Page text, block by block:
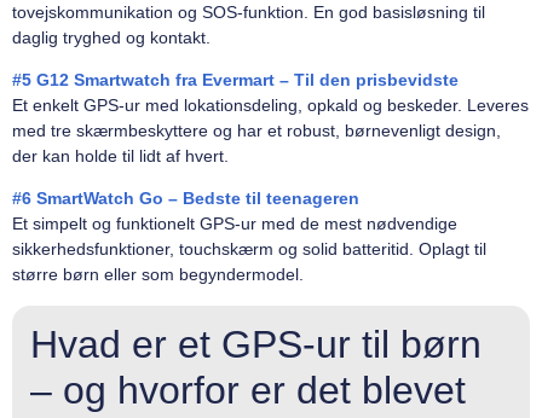
tovejskommunikation og SOS-funktion. En god basisløsning til
daglig tryghed og kontakt.
#5 G12 Smartwatch fra Evermart – Til den prisbevidste
Et enkelt GPS-ur med lokationsdeling, opkald og beskeder. Leveres
med tre skærmbeskyttere og har et robust, børnevenligt design,
der kan holde til lidt af hvert.
#6 SmartWatch Go – Bedste til teenageren
Et simpelt og funktionelt GPS-ur med de mest nødvendige
sikkerhedsfunktioner, touchskærm og solid batteritid. Oplagt til
større børn eller som begyndermodel.
Hvad er et GPS-ur til børn
– og hvorfor er det blevet